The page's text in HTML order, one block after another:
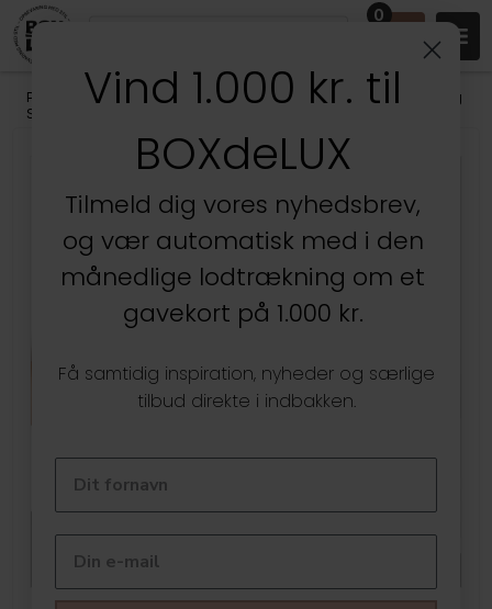
0
Produkter /Køkken /Køkkenopbevaring/
Organisering af Skabe og
Skuffer
Vind 1.000 kr. til
BOXdeLUX
Tilmeld dig vores nyhedsbrev,
og vær automatisk med i den
månedlige lodtrækning om et
gavekort på 1.000 kr.
Få samtidig inspiration, nyheder og særlige
tilbud direkte i indbakken.